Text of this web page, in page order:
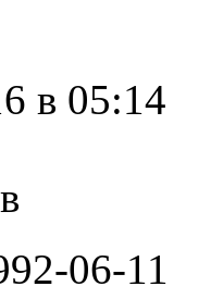
в 05:14
06-11